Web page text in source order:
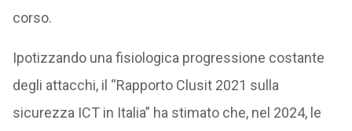
corso.
Ipotizzando una fisiologica progressione costante
degli attacchi, il “Rapporto Clusit 2021 sulla
sicurezza ICT in Italia” ha stimato che, nel 2024, le